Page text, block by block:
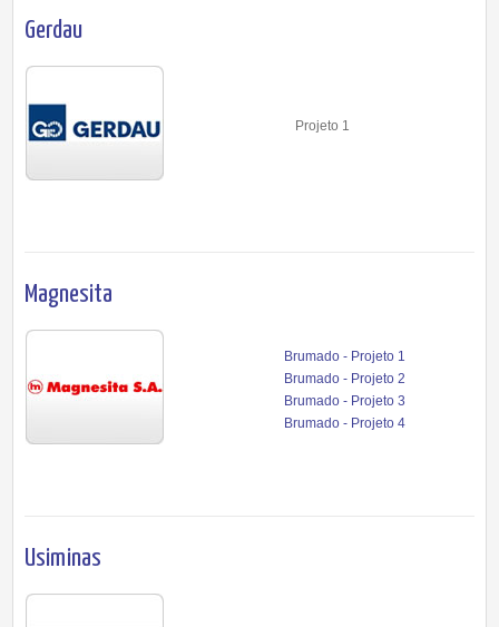
Gerdau
Projeto 1
Magnesita
Brumado - Projeto 1
Brumado - Projeto 2
Brumado - Projeto 3
Brumado - Projeto 4
Usiminas